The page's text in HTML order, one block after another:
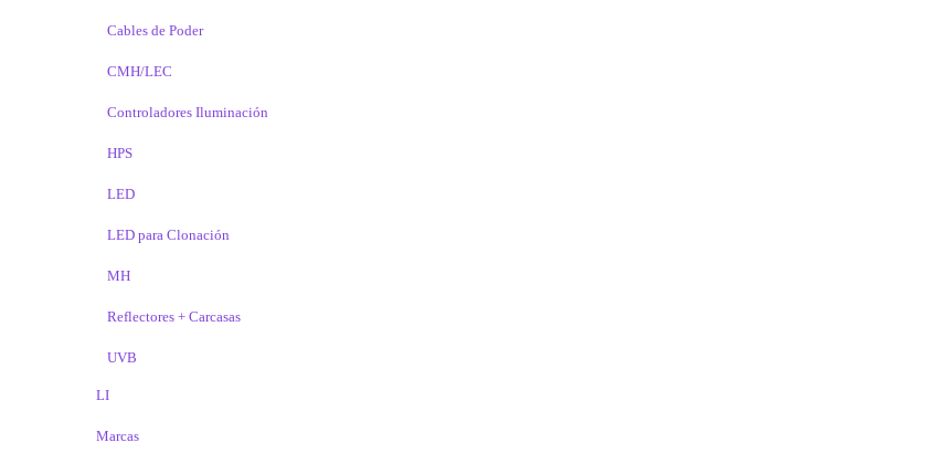
Cables de Poder
CMH/LEC
Controladores Iluminación
HPS
LED
LED para Clonación
MH
Reflectores + Carcasas
UVB
LI
Marcas